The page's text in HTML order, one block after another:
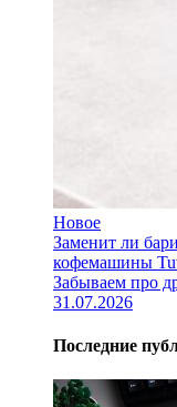
Новое
Заменит ли
кофемашины
Забываем про
31.07.2026
Последние